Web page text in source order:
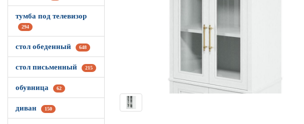
тумба под телевизор
294
стол обеденный 648
стол письменный 215
обувница 62
диван 150